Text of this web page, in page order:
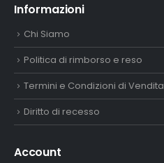
Informazioni
Chi Siamo
Politica di rimborso e reso
Termini e Condizioni di Vendita
Diritto di recesso
Account